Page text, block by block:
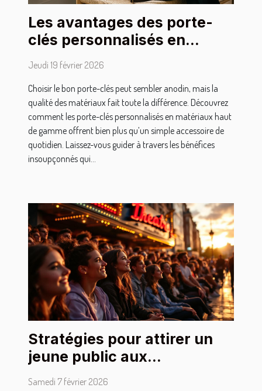
Les avantages des porte-
clés personnalisés en
matériaux de haute qualité
Jeudi 19 février 2026
Choisir le bon porte-clés peut sembler anodin, mais la
qualité des matériaux fait toute la différence. Découvrez
comment les porte-clés personnalisés en matériaux haut
de gamme offrent bien plus qu’un simple accessoire de
quotidien. Laissez-vous guider à travers les bénéfices
insoupçonnés qui...
Stratégies pour attirer un
jeune public aux
représentations théâtrales
Samedi 7 février 2026